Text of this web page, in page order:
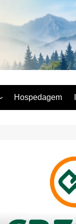
Hospedagem